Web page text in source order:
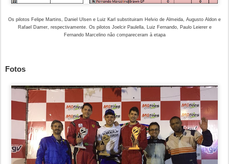
Os pilotos Felipe Martins, Daniel Ulsen e Luiz Karl substituiram Helvio de Almeida, Augusto Aldon e
Rafael Damer, respectivamente. Os pilotos Joelcir Paulella, Luiz Fernando, Paulo Leierer e
Fernando Marcelino não compareceram à etapa
Fotos